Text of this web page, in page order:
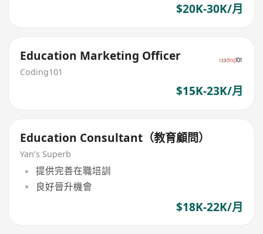
$20K-30K/月
Education Marketing Officer
Coding101
$15K-23K/月
Education Consultant（教育顧問）
Yan’s Superb
提供完善在職培訓
良好晉升機會
$18K-22K/月